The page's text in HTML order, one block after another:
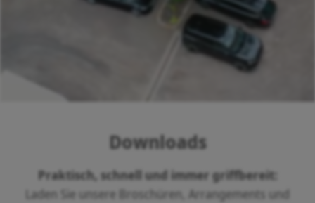
Downloads
Praktisch, schnell und immer griffbereit:
Laden Sie unsere Broschüren, Arrangements und